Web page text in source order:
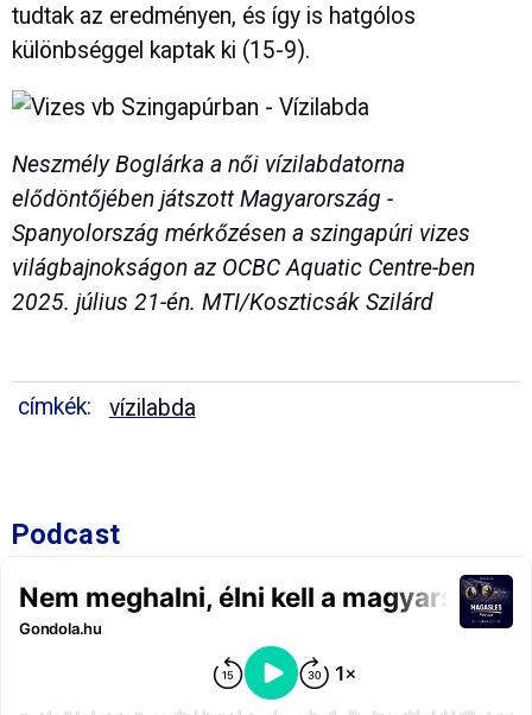
tudtak az eredményen, és így is hatgólos
különbséggel kaptak ki (15-9).
Neszmély Boglárka a női vízilabdatorna
elődöntőjében játszott Magyarország -
Spanyolország mérkőzésen a szingapúri vizes
világbajnokságon az OCBC Aquatic Centre-ben
2025. július 21-én. MTI/Koszticsák Szilárd
címkék: vízilabda
Podcast